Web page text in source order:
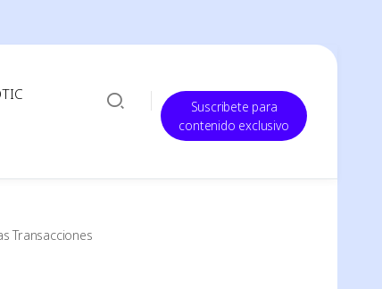
Suscribete para
contenido exclusivo
Transacciones